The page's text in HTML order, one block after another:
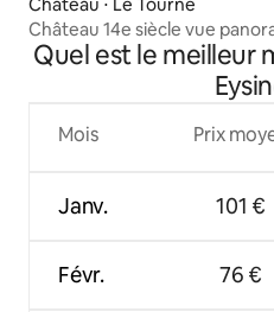
Château 14e siècle vue
Quel est le meilleur
Mois
Janv.
Févr.
Prix
101 €
76 €